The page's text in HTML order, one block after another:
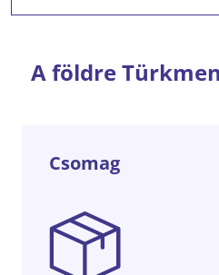
A földre
Csomag